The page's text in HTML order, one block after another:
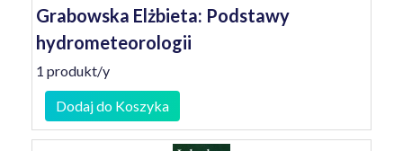
Grabowska Elżbieta: Podstawy
hydrometeorologii
1 produkt/y
Dodaj do Koszyka